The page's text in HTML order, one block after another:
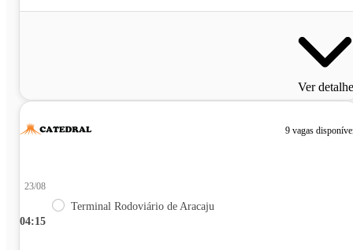
Ver
9 vagas
04:15
23/08
Terminal Rodoviário de Aracaju